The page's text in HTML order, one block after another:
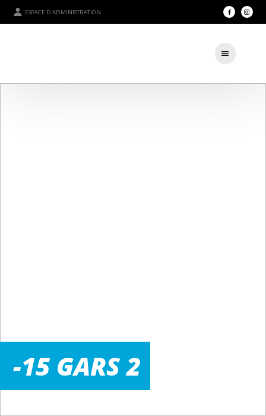
ESPACE D'ADMINISTRATION
-15 GARS 2